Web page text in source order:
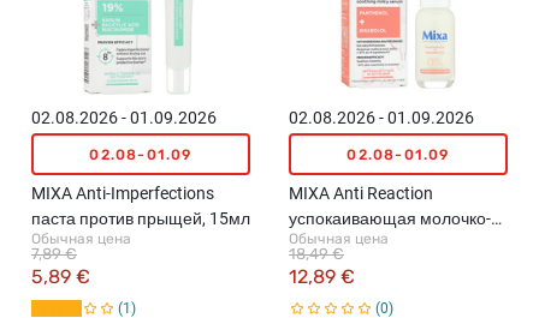
02.08.2026 - 01.09.2026
02.08-01.09
MIXA Anti-Imperfections
паста против прыщей, 15мл
Обычная цена
5,89 €
7,89 €
1
02.08.2026 - 01.09.2026
02.08-01.09
MIXA Anti Reaction
успокаивающая молочко-
сыворотка против
покраснений для
Обычная цена
12,89 €
18,49 €
0